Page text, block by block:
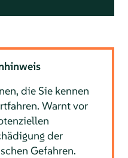
die Sie kennen
Warnt vor
der
Gefahren.